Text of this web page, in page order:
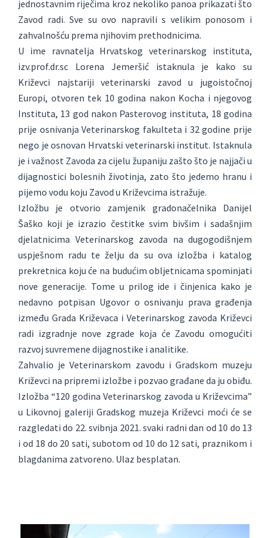
jednostavnim riječima kroz nekoliko panoa prikazati što
Zavod radi. Sve su ovo napravili s velikim ponosom i
zahvalnošću prema njihovim prethodnicima.
U ime ravnatelja Hrvatskog veterinarskog instituta,
izv.prof.dr.sc Lorena Jemeršić istaknula je kako su
Križevci najstariji veterinarski zavod u jugoistočnoj
Europi, otvoren tek 10 godina nakon Kocha i njegovog
Instituta, 13 god nakon Pasterovog instituta, 18 godina
prije osnivanja Veterinarskog fakulteta i 32 godine prije
nego je osnovan Hrvatski veterinarski institut. Istaknula
je i važnost Zavoda za cijelu županiju zašto što je najjači u
dijagnostici bolesnih životinja, zato što jedemo hranu i
pijemo vodu koju Zavod u Križevcima istražuje.
Izložbu je otvorio zamjenik gradonačelnika Danijel
Šaško koji je izrazio čestitke svim bivšim i sadašnjim
djelatnicima Veterinarskog zavoda na dugogodišnjem
uspješnom radu te želju da su ova izložba i katalog
prekretnica koju će na budućim obljetnicama spominjati
nove generacije. Tome u prilog ide i činjenica kako je
nedavno potpisan Ugovor o osnivanju prava građenja
između Grada Križevaca i Veterinarskog zavoda Križevci
radi izgradnje nove zgrade koja će Zavodu omogućiti
razvoj suvremene dijagnostike i analitike.
Zahvalio je Veterinarskom zavodu i Gradskom muzeju
Križevci na pripremi izložbe i pozvao građane da ju obiđu.
Izložba “120 godina Veterinarskog zavoda u Križevcima”
u Likovnoj galeriji Gradskog muzeja Križevci moći će se
razgledati do 22. svibnja 2021. svaki radni dan od 10 do 13
i od 18 do 20 sati, subotom od 10 do 12 sati, praznikom i
blagdanima zatvoreno. Ulaz besplatan.